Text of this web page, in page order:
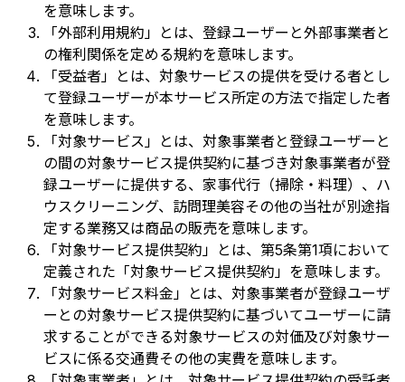
を意味します。
「外部利用規約」とは、登録ユーザーと外部事業者と
の権利関係を定める規約を意味します。
「受益者」とは、対象サービスの提供を受ける者とし
て登録ユーザーが本サービス所定の方法で指定した者
を意味します。
「対象サービス」とは、対象事業者と登録ユーザーと
の間の対象サービス提供契約に基づき対象事業者が登
録ユーザーに提供する、家事代行（掃除・料理）、ハ
ウスクリーニング、訪問理美容その他の当社が別途指
定する業務又は商品の販売を意味します。
「対象サービス提供契約」とは、第5条第1項において
定義された「対象サービス提供契約」を意味します。
「対象サービス料金」とは、対象事業者が登録ユーザ
ーとの対象サービス提供契約に基づいてユーザーに請
求することができる対象サービスの対価及び対象サー
ビスに係る交通費その他の実費を意味します。